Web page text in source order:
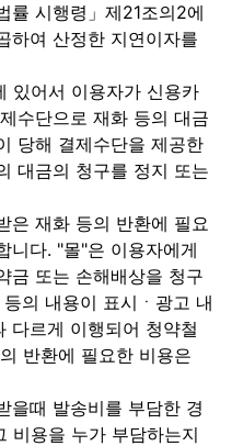
률 시행령」제21조의2에
하여 산정한 지연이자를
있어서 이용자가 신용카
수단으로 재화 등의 대금
당해 결제수단을 제공한
대금의 청구를 정지 또는
은 재화 등의 반환에 필요
니다. "몰"은 이용자에게
금 또는 손해배상을 청구
의 내용이 표시ㆍ광고 내
다르게 이행되어 청약철
반환에 필요한 비용은
을때 발송비를 부담한 경
비용을 누가 부담하는지